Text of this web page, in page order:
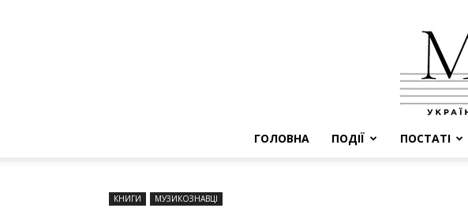
ГОЛОВНА ПОДІЇ ПОСТАТІ
КНИГИ МУЗИКОЗНАВЦІ